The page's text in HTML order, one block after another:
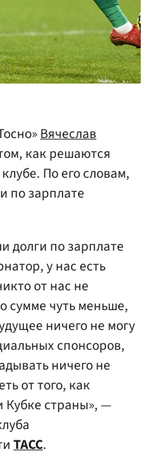
Вячеслав
как решаются
По его словам,
по зарплате
долги по зарплате
у нас есть
от нас не
сумме чуть меньше,
ничего не могу
спонсоров,
ничего не
от того, как
Кубке страны», —
ТАСС.